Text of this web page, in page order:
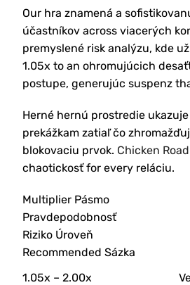
Our hra znamená a
účastníkov across viacerých
premyslené risk analýzu, kde
1.05x to an ohromujúcich
postupe, generujúc suspenz
Herné hernú prostredie
prekážkam zatiaľ čo
blokovaciu prvok. Chicken
chaotickosť for every reláciu.
Multiplier Pásmo
Pravdepodobnosť
Riziko Úroveň
Recommended Sázka
1.05x – 2.00x